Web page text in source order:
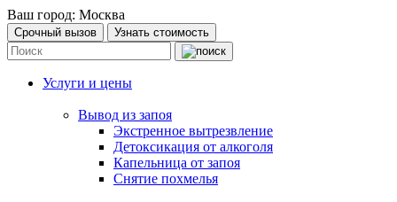
Ваш город: Москва
Срочный вызов Узнать стоимость
Услуги и цены
Вывод из запоя
Экстренное вытрезвление
Детоксикация от алкоголя
Капельница от запоя
Снятие похмелья